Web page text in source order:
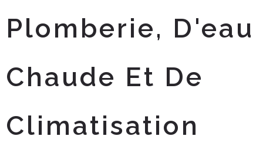
Plomberie, D'eau
Chaude Et De
Climatisation